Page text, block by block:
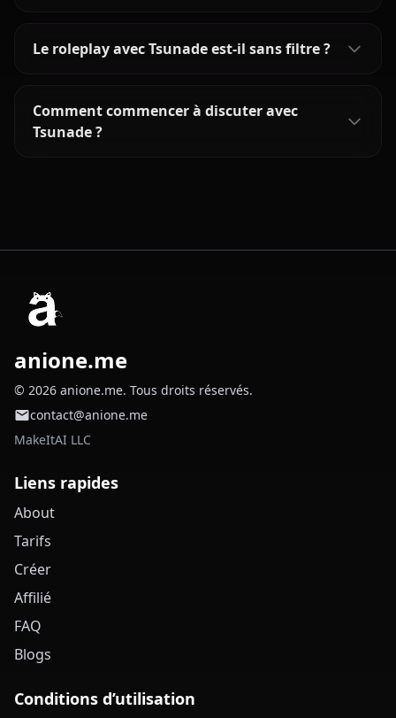
Le roleplay avec Tsunade est-il sans filtre ?
Comment commencer à discuter avec
Tsunade ?
anione.me
© 2026 anione.me. Tous droits réservés.
contact@anione.me
MakeItAI LLC
Liens rapides
About
Tarifs
Créer
Affilié
FAQ
Blogs
Conditions d’utilisation